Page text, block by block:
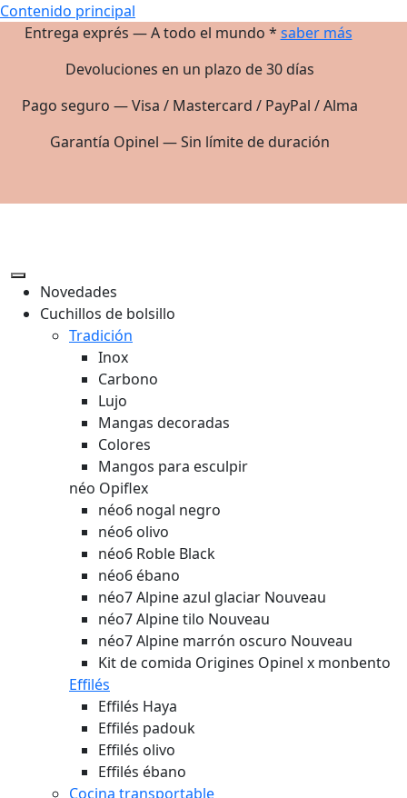
Contenido principal
Entrega exprés — A todo el mundo * saber más
Devoluciones en un plazo de 30 días
Pago seguro — Visa / Mastercard / PayPal / Alma
Garantía Opinel — Sin límite de duración
Novedades
Cuchillos de bolsillo
Tradición
Inox
Carbono
Lujo
Mangas decoradas
Colores
Mangos para esculpir
néo Opiflex
néo6 nogal negro
néo6 olivo
néo6 Roble Black
néo6 ébano
néo7 Alpine azul glaciar Nouveau
néo7 Alpine tilo Nouveau
néo7 Alpine marrón oscuro Nouveau
Kit de comida Origines Opinel x monbento
Effilés
Effilés Haya
Effilés padouk
Effilés olivo
Effilés ébano
Cocina transportable